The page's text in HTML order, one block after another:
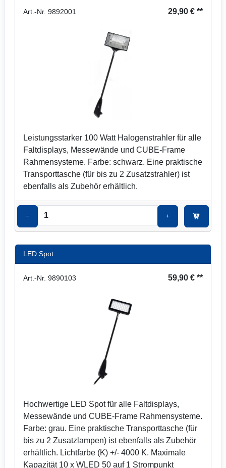
Art.-Nr. 9892001 29,90 € **
Leistungsstarker 100 Watt Halogenstrahler für alle
Faltdisplays, Messewände und CUBE-Frame
Rahmensysteme. Farbe: schwarz. Eine praktische
Transporttasche (für bis zu 2 Zusatzstrahler) ist
ebenfalls als Zubehör erhältlich.
− +
LED Spot
Art.-Nr. 9890103 59,90 € **
Hochwertige LED Spot für alle Faltdisplays,
Messewände und CUBE-Frame Rahmensysteme.
Farbe: grau. Eine praktische Transporttasche (für
bis zu 2 Zusatzlampen) ist ebenfalls als Zubehör
erhältlich. Lichtfarbe (K) +/- 4000 K. Maximale
Kapazität 10 x WLED 50 auf 1 Strompunkt